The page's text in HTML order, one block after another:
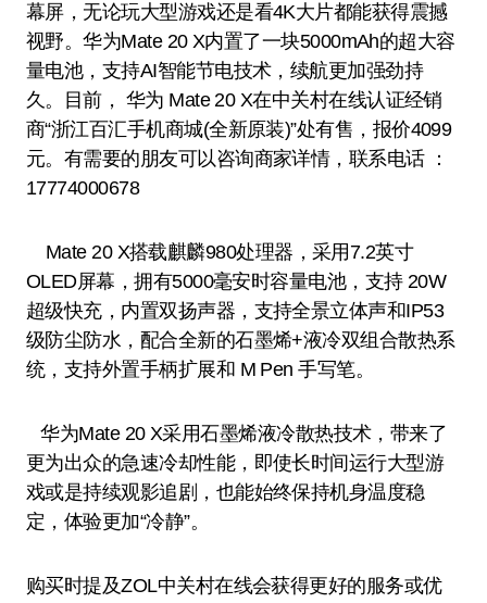
幕屏，无论玩大型游戏还是看4K大片都能获得震撼
视野。华为Mate 20 X内置了一块5000mAh的超大容
量电池，支持AI智能节电技术，续航更加强劲持
久。目前， 华为 Mate 20 X在中关村在线认证经销
商“浙江百汇手机商城(全新原装)”处有售，报价4099
元。有需要的朋友可以咨询商家详情，联系电话 ：
17774000678
Mate 20 X搭载麒麟980处理器，采用7.2英寸
OLED屏幕，拥有5000毫安时容量电池，支持 20W
超级快充，内置双扬声器，支持全景立体声和IP53
级防尘防水，配合全新的石墨烯+液冷双组合散热系
统，支持外置手柄扩展和 M Pen 手写笔。
华为Mate 20 X采用石墨烯液冷散热技术，带来了
更为出众的急速冷却性能，即使长时间运行大型游
戏或是持续观影追剧，也能始终保持机身温度稳
定，体验更加“冷静”。
购买时提及ZOL中关村在线会获得更好的服务或优